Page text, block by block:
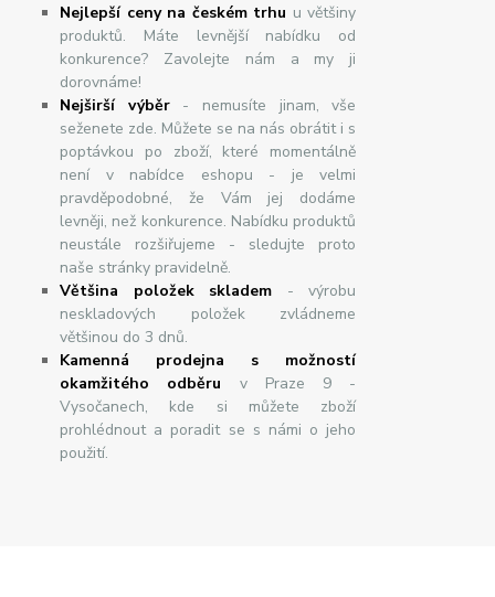
Nejlepší ceny na českém trhu u většiny
produktů. Máte levnější nabídku od
konkurence? Zavolejte nám a my ji
dorovnáme!
Nejširšívýběr- nemusíte jinam, vše
seženete zde. Můžete se na nás obrátit i s
poptávkou po zboží, které momentálně
není v nabídce eshopu - je velmi
pravděpodobné, že Vám jej dodáme
levněji, než konkurence. Nabídku produktů
neustále rozšiřujeme - sledujte proto
naše stránky pravidelně.
Většina položek skladem - výrobu
neskladových položek zvládneme
většinou do 3 dnů.
Kamenná prodejna s možností
okamžitého odběru v Praze 9 -
Vysočanech, kde si můžete zboží
prohlédnout a poradit se s námi o jeho
použití.